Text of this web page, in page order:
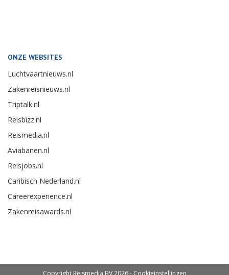
ONZE WEBSITES
Luchtvaartnieuws.nl
Zakenreisnieuws.nl
Triptalk.nl
Reisbizz.nl
Reismedia.nl
Aviabanen.nl
Reisjobs.nl
Caribisch Nederland.nl
Careerexperience.nl
Zakenreisawards.nl
Copyright Reismedia BV 2026 - Cookieinstellingen